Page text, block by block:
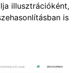
illusztrációként,
is